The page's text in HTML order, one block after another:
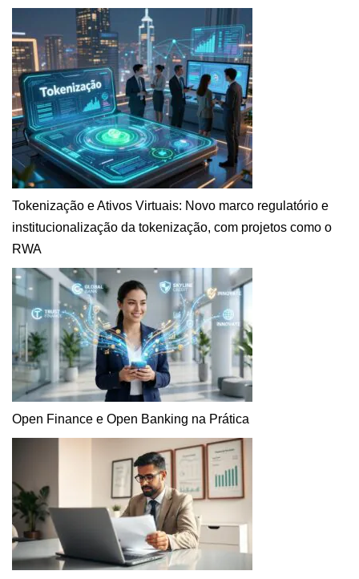
Tokenização e Ativos Virtuais: Novo marco regulatório e
institucionalização da tokenização, com projetos como o
RWA
Open Finance e Open Banking na Prática